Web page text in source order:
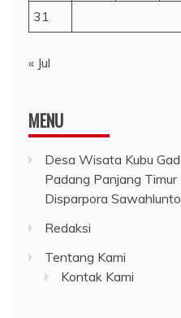
31
« Jul
MENU
Desa Wisata Kubu
Padang Panjang
Disparpora Sawahlunto
Redaksi
Tentang Kami
Kontak Kami